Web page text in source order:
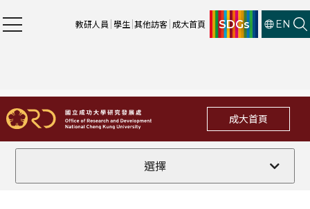
教研人員 學生 其他訪客 成大首頁 SDGs EN
成大首頁
選擇
全部